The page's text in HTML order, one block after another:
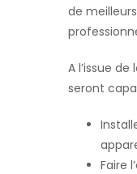
de
A l’issue
seront
Faire